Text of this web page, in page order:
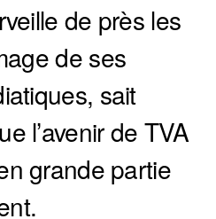
de près les
de ses
sait
l’avenir de TVA
grande partie